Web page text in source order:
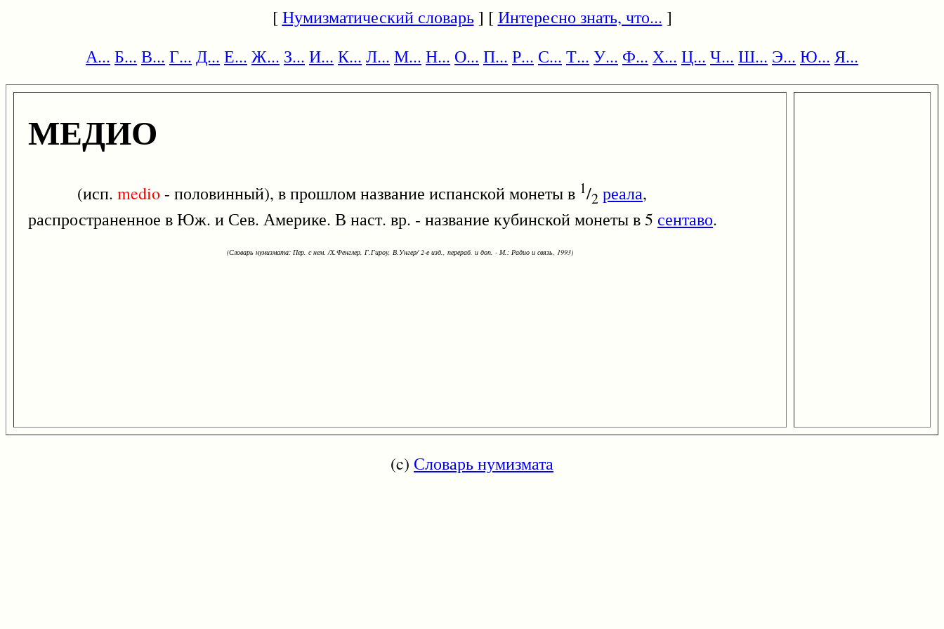
[Нумизматический словарь] [Интересно знать, что... ]
А... Б... В... Г... Д... Е... Ж... З... И... К... Л... М... Н... О... П... Р... С... Т... У... Ф... Х... Ц... Ч... Ш... Э... Ю... Я...
МЕДИО
(исп. medio - половинный), в прошлом название испанской монеты в 1/2 реала,
распространенное в Юж. и Сев. Америке. В наст. вр. - название кубинской монеты в 5 сентаво.
(Словарь нумизмата: Пер. с нем. /Х.Фенглер, Г.Гироу, В.Унгер/ 2-е изд., перераб. и доп. - М.: Радио и связь, 1993)
(c) Словарь нумизмата